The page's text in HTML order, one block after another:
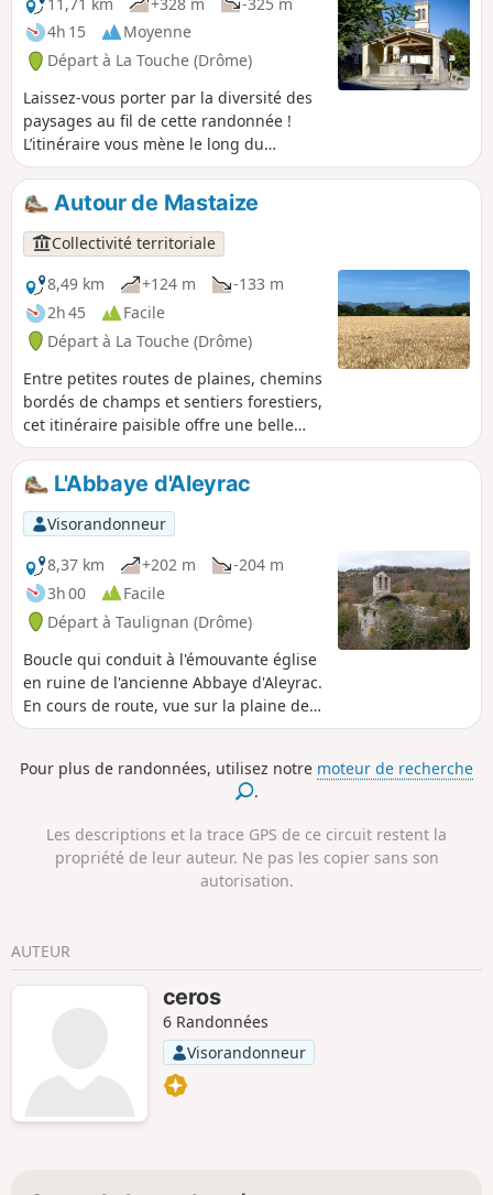
4h 15
Moyenne
Départ à La Touche (Drôme)
Laissez-vous porter par la diversité des
paysages au fil de cette randonnée !
L’itinéraire vous mène le long du
Ruisseau de Citelles et suit les traces de
son passé, anciens hameaux et moulins,
avant de monter sur le plateau couvert
de champs de lavande.
Autour de Mastaize
Collectivité territoriale
8,49 km
+124 m
-133 m
2h 45
Facile
Départ à La Touche (Drôme)
Entre petites routes de plaines, chemins
bordés de champs et sentiers forestiers,
cet itinéraire paisible offre une belle
mise au vert avec vue sur les monts
environnants
L'Abbaye d'Aleyrac
Visorandonneur
8,37 km
+202 m
-204 m
3h 00
Facile
Départ à Taulignan (Drôme)
Boucle qui conduit à l'émouvante église
en ruine de l'ancienne Abbaye d'Aleyrac.
En cours de route, vue sur la plaine de
Grignan et sur la vallée .
Pour plus de randonnées, utilisez notre moteur de recherche
.
Les descriptions et la trace GPS de ce circuit restent la
propriété de leur auteur. Ne pas les copier sans son
autorisation.
AUTEUR
ceros
6 Randonnées
Visorandonneur